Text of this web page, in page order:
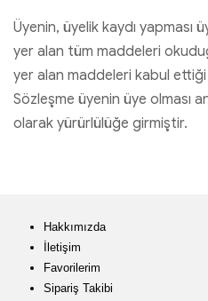
Üyenin, üyelik kaydı yapması
yer alan tüm maddeleri
yer alan maddeleri kabul ettiği
Sözleşme üyenin üye olması
olarak yürürlülüğe girmiştir.
Hakkımızda
İletişim
Favorilerim
Sipariş Takibi